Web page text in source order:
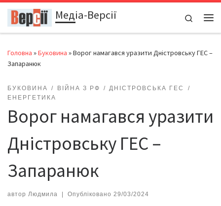
Перейти до вмістуМедіа-Версії
Search
Головна »Буковина »Ворог намагався уразити Дністровську ГЕС –
Запаранюк
БУКОВИНА ВІЙНА З РФ
ДНІСТРОВСЬКА ГЕС
ЕНЕРГЕТИКА
Ворог намагався уразити
Дністровську ГЕС –
Запаранюк
автор Людмила Опубліковано 29/03/2024